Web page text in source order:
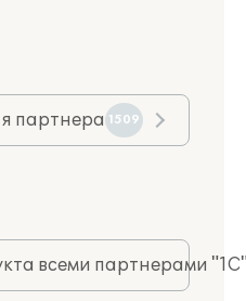
партнера 1509
всеми партнерами